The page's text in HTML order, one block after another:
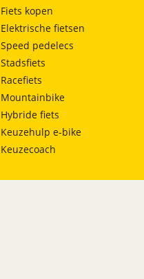
Fiets kopen
Elektrische fietsen
Speed pedelecs
Stadsfiets
Racefiets
Mountainbike
Hybride fiets
Keuzehulp e-bike
Keuzecoach